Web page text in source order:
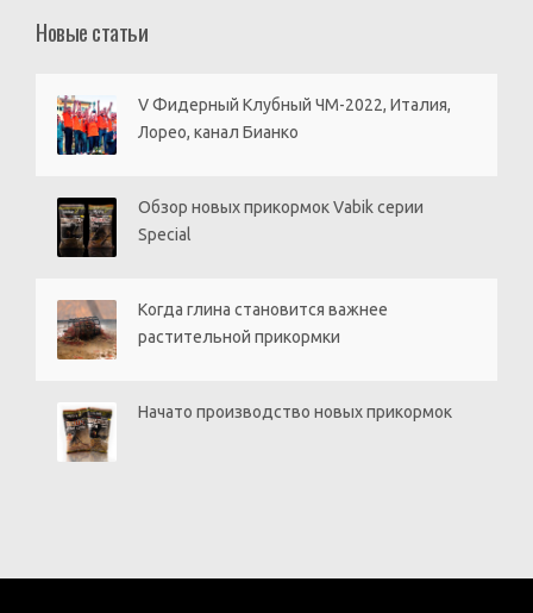
Новые статьи
V Фидерный Клубный ЧМ-2022, Италия,
Лорео, канал Бианко
Обзор новых прикормок Vabik серии
Special
Когда глина становится важнее
растительной прикормки
Начато производство новых прикормок